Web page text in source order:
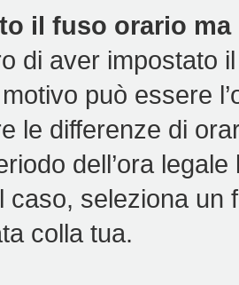
il fuso orario ma
di aver impostato
può essere
le differenze di
dell’ora
caso, seleziona
colla tua.